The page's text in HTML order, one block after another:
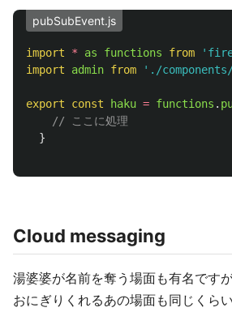
pubSubEvent.js
import * as functions from '
import
admin from ' ./
export const haku = functions .
// ここに処理
}
Cloud messaging
湯婆婆が名前を奪う場面も有名です
おにぎりくれるあの場面も同じくら